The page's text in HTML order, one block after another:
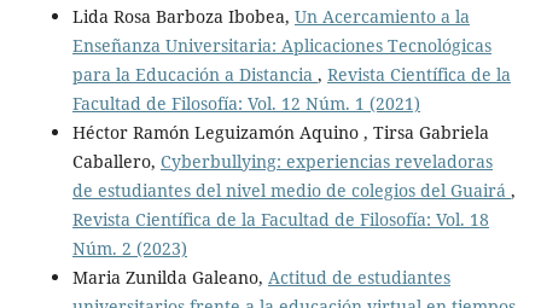
Lida Rosa Barboza Ibobea, Un Acercamiento a la
Enseñanza Universitaria: Aplicaciones Tecnológicas
para la Educación a Distancia , Revista Científica de la
Facultad de Filosofía: Vol. 12 Núm. 1 (2021)
Héctor Ramón Leguizamón Aquino , Tirsa Gabriela
Caballero, Cyberbullying: experiencias reveladoras
de estudiantes del nivel medio de colegios del Guairá ,
Revista Científica de la Facultad de Filosofía: Vol. 18
Núm. 2 (2023)
Maria Zunilda Galeano, Actitud de estudiantes